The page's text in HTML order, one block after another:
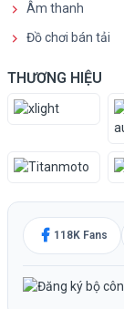
Âm thanh
Đồ chơi bán tải
THƯƠNG HIỆU
118K Fans